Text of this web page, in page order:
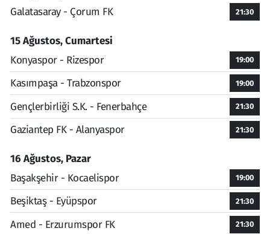
Galatasaray - Çorum FK
21:30
15 Ağustos, Cumartesi
Konyaspor - Rizespor
19:00
Kasımpaşa - Trabzonspor 19:00
Gençlerbirliği S.K. - Fenerbahçe 21:30
Gaziantep FK - Alanyaspor 21:30
16 Ağustos, Pazar
Başakşehir - Kocaelispor
19:00
Beşiktaş - Eyüpspor 21:30
Amed - Erzurumspor FK 21:30